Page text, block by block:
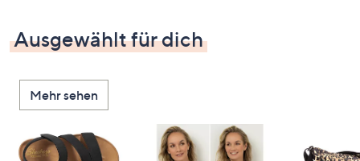
Ausgewählt für dich
Mehr sehen